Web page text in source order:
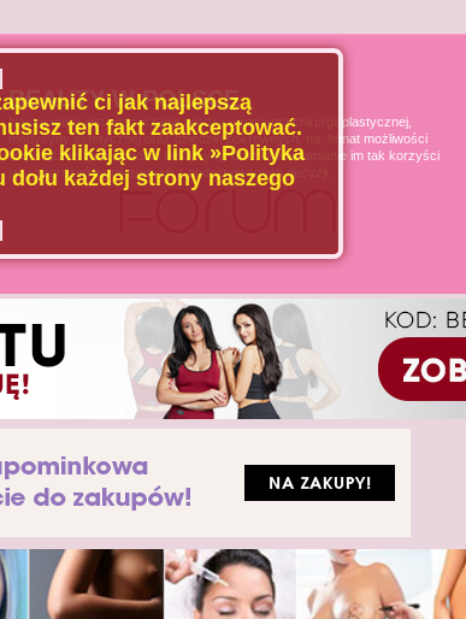
BEAUTY W POLSCE
Naszą misją jest poszerzanie wiedzy u pacjenta chirurgii plastycznej,
medycyny estetycznej oraz dziedzin pokrewnych, na temat możliwości
i ograniczeń tych dziedzin medycyny, oraz uświadamianie im tak korzyści
jak i zagrożeń wynikających z podejmowanych decyzji.
ci jak najlepszą
ten fakt zaakceptować.
klikając w link »Polityka
każdej strony naszego